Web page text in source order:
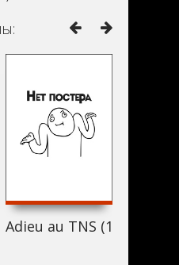
(1998)
Adieu au TNS (1998)